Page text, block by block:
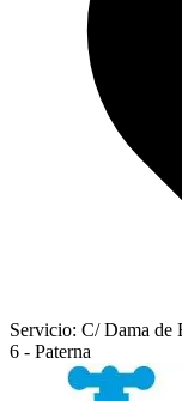
Servicio: C/ Dama de
6 - Paterna